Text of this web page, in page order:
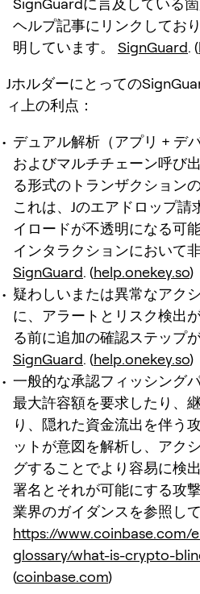
SignGuardに言及している
ヘルプ記事にリンクしてお
明しています。 SignGuard. (
Jホルダーにとっての
ィ上の利点：
デュアル解析（アプリ + デ
およびマルチチェーン呼び
る形式のトランザクション
これは、Jのエアドロップ
イロードが不透明になる可
インタラクションにおいて
SignGuard. (help.onekey.so)
疑わしいまたは異常なアク
に、アラートとリスク検出
る前に追加の確認ステップ
SignGuard. (help.onekey.so)
一般的な承認フィッシング
最大許容額を要求したり、
り、隠れた資金流出を伴う
ットが意図を解析し、アク
グすることでより容易に検
署名とそれが可能にする攻
業界のガイダンスを参照して
https://
glossary/what-is-crypto-
(coinbase.com)